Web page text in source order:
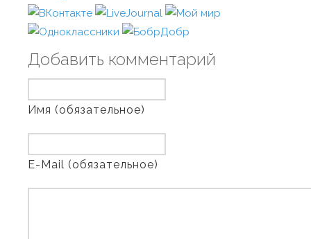
Добавить комментарий
Имя (обязательное)
E-Mail (обязательное)